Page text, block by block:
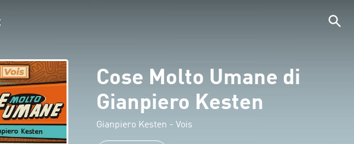
Cose Molto Umane di
Gianpiero Kesten
Gianpiero Kesten - Vois